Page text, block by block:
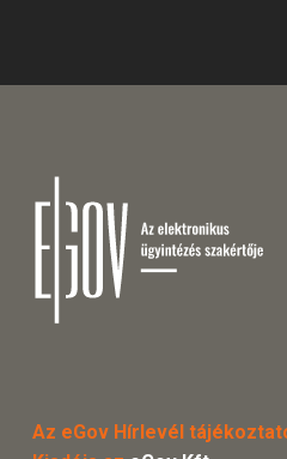
Az eGov Hírlevél